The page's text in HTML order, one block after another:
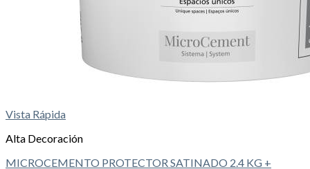
Vista Rápida
Alta Decoración
MICROCEMENTO PROTECTOR SATINADO 2.4 KG +